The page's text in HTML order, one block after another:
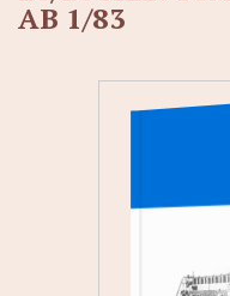
АВ 1/83